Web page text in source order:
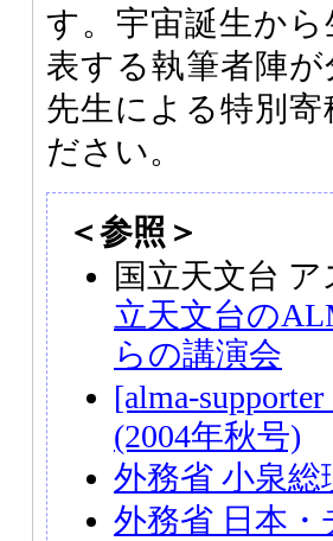
す。宇宙誕生か
表する執筆者陣
先生による特別
ださい。
＜参照＞
国立天文台
立天文台の
らの講演会
[alma-
(2004年秋号)
外務省 小泉
外務省 日本